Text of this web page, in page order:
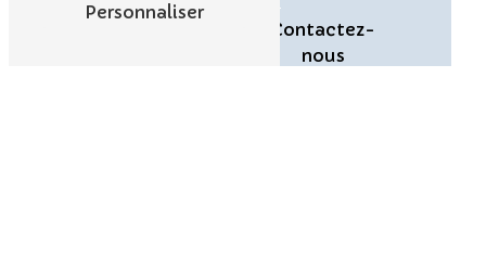
Contactez-
nous
Personnaliser